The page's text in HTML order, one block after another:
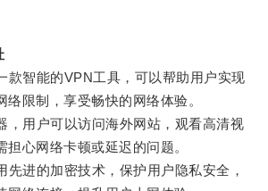
智能的VPN工具，可以帮助用户实现
络限制，享受畅快的网络体验。
用户可以访问海外网站，观看高清视
担心网络卡顿或延迟的问题。
进的加密技术，保护用户隐私安全，